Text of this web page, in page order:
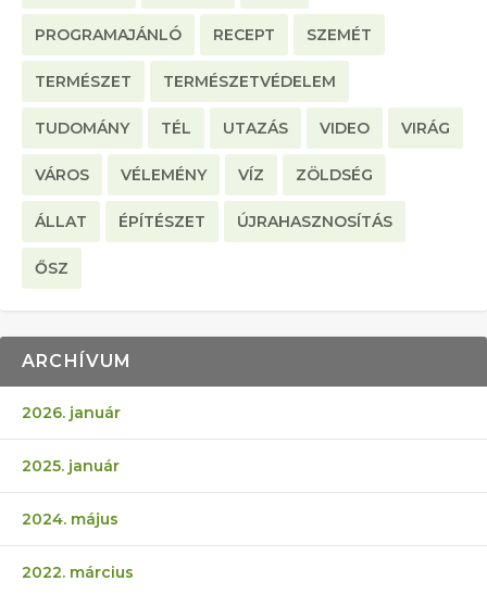
PROGRAMAJÁNLÓ RECEPT SZEMÉT
TERMÉSZET TERMÉSZETVÉDELEM
TUDOMÁNY TÉL UTAZÁS VIDEO VIRÁG
VÁROS VÉLEMÉNY VÍZ ZÖLDSÉG
ÁLLAT ÉPÍTÉSZET ÚJRAHASZNOSÍTÁS
ŐSZ
ARCHÍVUM
2026. január
2025. január
2024. május
2022. március